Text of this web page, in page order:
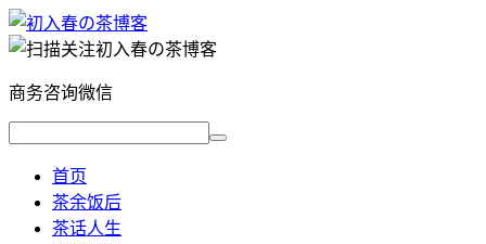
商务咨询微信
首页
茶余饭后
茶话人生